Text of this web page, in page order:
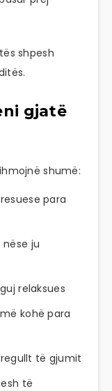
shpesh
gjatë
shumë:
para
ju
relaksues
kohë para
të gjumit
të